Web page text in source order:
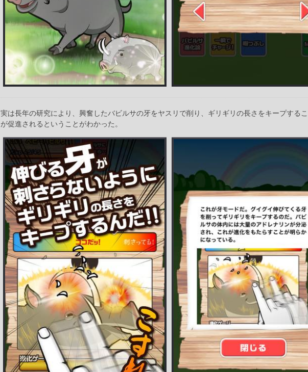
実は長年の研究により、興奮したバビルサの牙をヤスリで削り、ギリギリの長さをキープする
が促進されるということがわかった。